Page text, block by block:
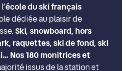
école du ski français
dédiée au plaisir de
Ski, snowboard, hors
raquettes, ski de fond, ski
Nos180 monitrices et
issus de la station et